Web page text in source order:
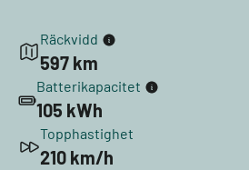
Räckvidd
597 km
Batterikapacitet
105 kWh
Topphastighet
210 km/h